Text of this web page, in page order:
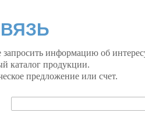
информацию об
каталог продукции.
предложение или счет.